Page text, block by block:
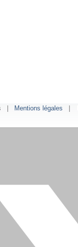
| Mentions légales |